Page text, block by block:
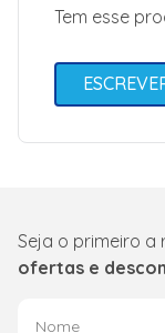
Tem esse
Seja o primeiro a
ofertas e